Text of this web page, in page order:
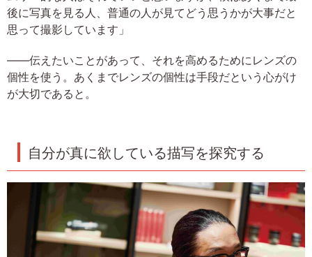
後に写真を見る人、普通の人が見てどう思うかが大事だと
思って撮影しています」
――伝えたいことがあって、それを高めるためにレンズの
個性を使う。あくまでレンズの個性は手段だという心がけ
が大切であると。
自分が真に欲している描写を探究する